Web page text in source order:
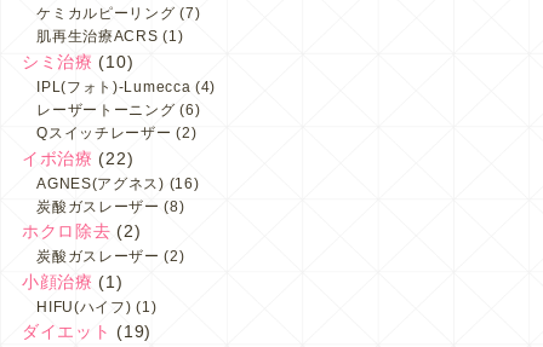
ケミカルピーリング (7)
肌再生治療ACRS (1)
シミ治療 (10)
IPL(フォト)-Lumecca (4)
レーザートーニング (6)
Qスイッチレーザー (2)
イボ治療 (22)
AGNES(アグネス) (16)
炭酸ガスレーザー (8)
ホクロ除去 (2)
炭酸ガスレーザー (2)
小顔治療 (1)
HIFU(ハイフ) (1)
ダイエット (19)